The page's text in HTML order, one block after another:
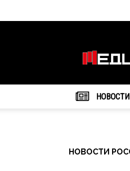
НОВОСТИ
НОВОСТИ